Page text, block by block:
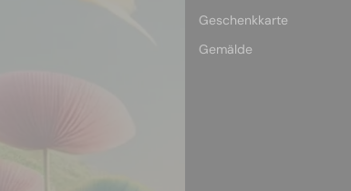
Geschenkkarte
Gemälde